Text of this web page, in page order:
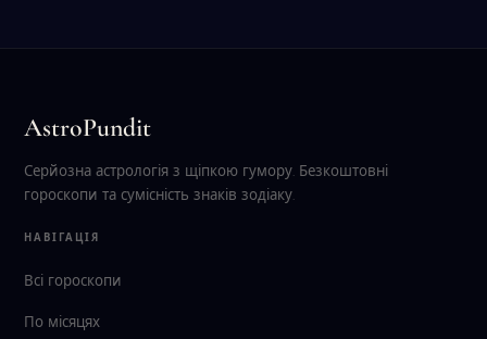
AstroPundit
Серйозна астрологія з щіпкою гумору. Безкоштовні
гороскопи та сумісність знаків зодіаку.
НАВІГАЦІЯ
Всі гороскопи
По місяцях